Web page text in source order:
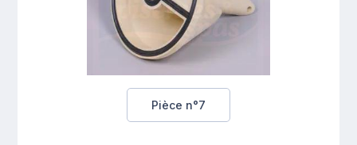
Pièce n°7